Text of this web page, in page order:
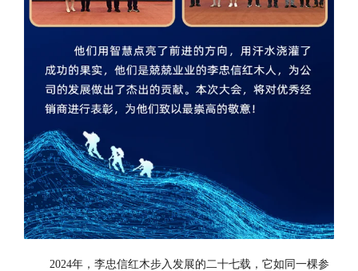
2024年，李忠信红木步入发展的二十七载，它如同一棵参